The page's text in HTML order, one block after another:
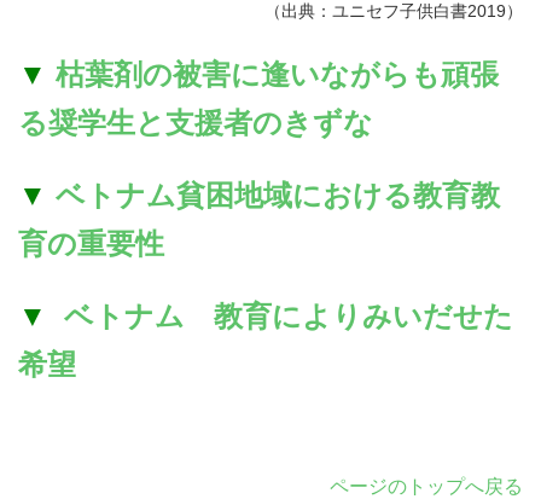
（出典：ユニセフ子供白書2019）
▼ 枯葉剤の被害に逢いながらも頑張
る奨学生と支援者のきずな
▼ ベトナム貧困地域における教育教
育の重要性
▼
ベトナム 教育によりみいだせた
希望
ページのトップへ戻る